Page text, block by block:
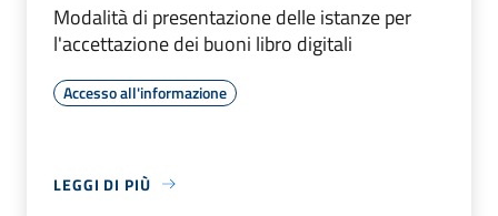
Modalità di presentazione delle istanze per
l'accettazione dei buoni libro digitali
Accesso all'informazione
LEGGI DI PIÙ